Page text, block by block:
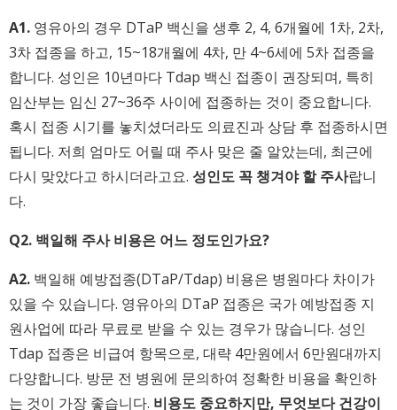
A1. 영유아의 경우 DTaP 백신을 생후 2, 4, 6개월에 1차, 2차,
3차 접종을 하고, 15~18개월에 4차, 만 4~6세에 5차 접종을
합니다. 성인은 10년마다 Tdap 백신 접종이 권장되며, 특히
임산부는 임신 27~36주 사이에 접종하는 것이 중요합니다.
혹시 접종 시기를 놓치셨더라도 의료진과 상담 후 접종하시면
됩니다. 저희 엄마도 어릴 때 주사 맞은 줄 알았는데, 최근에
다시 맞았다고 하시더라고요. 성인도 꼭 챙겨야 할 주사랍니
다.
Q2. 백일해 주사 비용은 어느 정도인가요?
A2. 백일해 예방접종(DTaP/Tdap) 비용은 병원마다 차이가
있을 수 있습니다. 영유아의 DTaP 접종은 국가 예방접종 지
원사업에 따라 무료로 받을 수 있는 경우가 많습니다. 성인
Tdap 접종은 비급여 항목으로, 대략 4만원에서 6만원대까지
다양합니다. 방문 전 병원에 문의하여 정확한 비용을 확인하
는 것이 가장 좋습니다. 비용도 중요하지만, 무엇보다 건강이